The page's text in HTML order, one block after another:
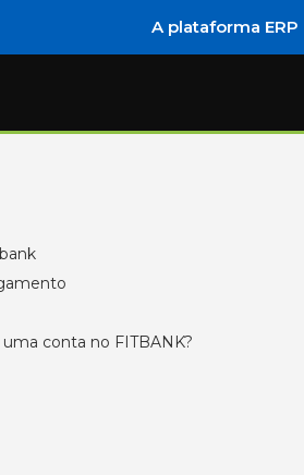
A plataforma
conta no FITBANK?